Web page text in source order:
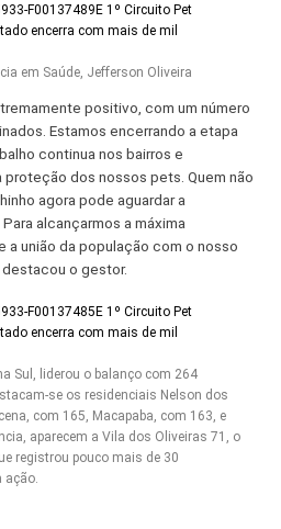
em Saúde, Jefferson Oliveira
positivo, com um número
Estamos encerrando a etapa
continua nos bairros e
proteção dos nossos pets. Quem não
agora pode aguardar a
alcançarmos a máxima
união da população com o nosso
destacou o gestor.
Sul, liderou o balanço com 264
se os residenciais Nelson dos
com 165, Macapaba, com 163, e
aparecem a Vila dos Oliveiras 71, o
registrou pouco mais de 30
ação.